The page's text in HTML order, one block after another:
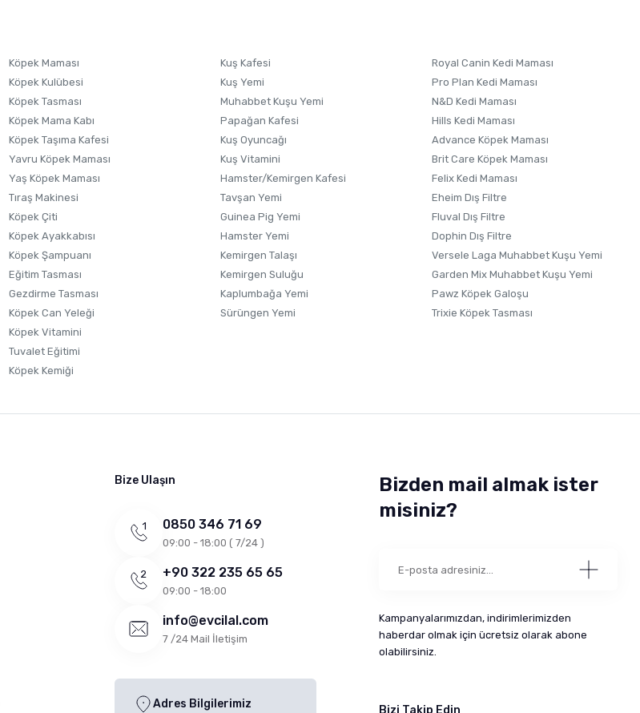
Ürünü Satın Al ve Yorumla
Gönder
Köpek Maması
Köpek Kulübesi
Köpek Tasması
Köpek Mama Kabı
Köpek Taşıma Kafesi
Yavru Köpek Maması
Yaş Köpek Maması
Tıraş Makinesi
Köpek Çiti
Köpek Ayakkabısı
Köpek Şampuanı
Eğitim Tasması
Gezdirme Tasması
Köpek Can Yeleği
Köpek Vitamini
Tuvalet Eğitimi
Köpek Kemiği
Kuş Kafesi
Kuş Yemi
Muhabbet Kuşu Yemi
Papağan Kafesi
Kuş Oyuncağı
Kuş Vitamini
Hamster/Kemirgen Kafesi
Tavşan Yemi
Guinea Pig Yemi
Hamster Yemi
Kemirgen Talaşı
Kemirgen Suluğu
Kaplumbağa Yemi
Sürüngen Yemi
Royal Canin Kedi Maması
Pro Plan Kedi Maması
N&D Kedi Maması
Hills Kedi Maması
Advance Köpek Maması
Brit Care Köpek Maması
Felix Kedi Maması
Eheim Dış Filtre
Fluval Dış Filtre
Dophin Dış Filtre
Versele Laga Muhabbet Kuşu Yemi
Garden Mix Muhabbet Kuşu Yemi
Pawz Köpek Galoşu
Trixie Köpek Tasması
Bize Ulaşın
0850 346 71 69
09:00 - 18:00 ( 7/24 )
+90 322 235 65 65
09:00 - 18:00
info@evcilal.com
7 /24 Mail İletişim
Adres Bilgilerimiz
Bizden mail almak ister
misiniz?
Kampanyalarımızdan, indirimlerimizden
haberdar olmak için ücretsiz olarak abone
olabilirsiniz.
Bizi Takip Edin